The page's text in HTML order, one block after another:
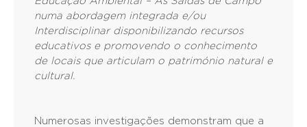
numa abordagem integrada e/ou
Interdisciplinar disponibilizando recursos
educativos e promovendo o conhecimento
de locais que articulam o património natural e
cultural.
Numerosas investigações demonstram que a